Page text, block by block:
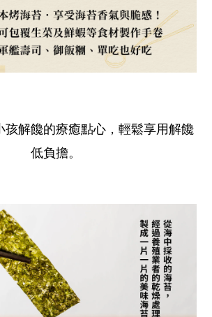
孩解饞的療癒點心，輕鬆享用解饞
低負擔。